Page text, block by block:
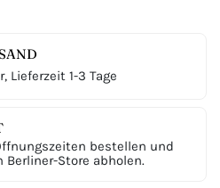
Lieferzeit 1-3 Tage
bestellen und
Berliner-Store abholen.